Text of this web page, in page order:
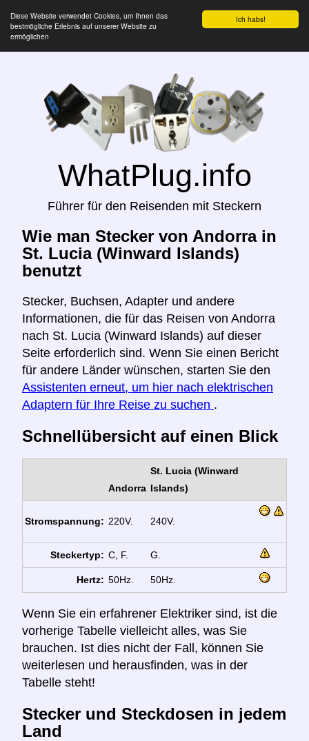
Ich habs!
Diese Website verwendet Cookies, um Ihnen das
bestmögliche Erlebnis auf unserer Website zu
ermöglichen
WhatPlug.info
Führer für den Reisenden mit Steckern
Wie man Stecker von Andorra in
St. Lucia (Winward Islands)
benutzt
Stecker, Buchsen, Adapter und andere
Informationen, die für das Reisen von Andorra
nach St. Lucia (Winward Islands) auf dieser
Seite erforderlich sind. Wenn Sie einen Bericht
für andere Länder wünschen, starten Sie den
Assistenten erneut, um hier nach elektrischen
Adaptern für Ihre Reise zu suchen .
Schnellübersicht auf einen Blick
Andorra
St. Lucia (Winward
Islands)
Stromspannung: 220V. 240V.
Steckertyp: C, F. G.
Hertz: 50Hz. 50Hz.
Wenn Sie ein erfahrener Elektriker sind, ist die
vorherige Tabelle vielleicht alles, was Sie
brauchen. Ist dies nicht der Fall, können Sie
weiterlesen und herausfinden, was in der
Tabelle steht!
Stecker und Steckdosen in jedem
Land